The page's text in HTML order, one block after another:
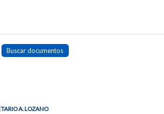
Buscar documentos
A. LOZANO